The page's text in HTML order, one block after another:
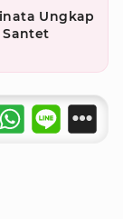
Ungkap
Santet